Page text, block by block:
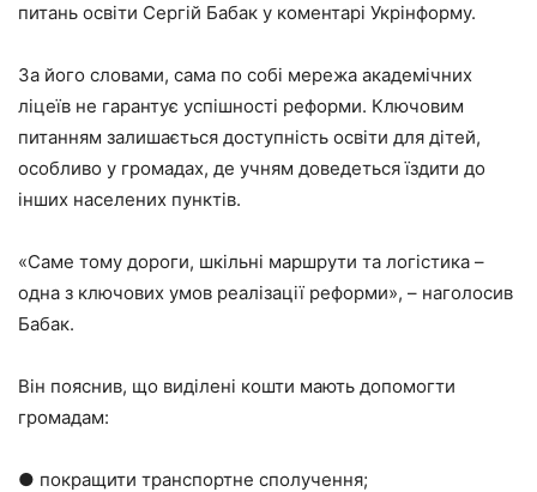
питань освіти Сергій Бабак у коментарі Укрінформу.
За його словами, сама по собі мережа академічних
ліцеїв не гарантує успішності реформи. Ключовим
питанням залишається доступність освіти для дітей,
особливо у громадах, де учням доведеться їздити до
інших населених пунктів.
«Саме тому дороги, шкільні маршрути та логістика –
одна з ключових умов реалізації реформи», – наголосив
Бабак.
Він пояснив, що виділені кошти мають допомогти
громадам:
● покращити транспортне сполучення;